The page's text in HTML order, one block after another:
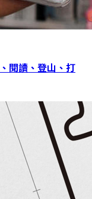
閱讀、登山、打